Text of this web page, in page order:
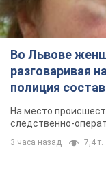
Во Львове
разговаривая
полиция
протокол. Видео
На место
следственно-
3 часа назад 7,4 т.